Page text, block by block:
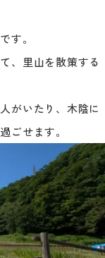
す。
、里山を散策する
がいたり、木陰に
ごせます。